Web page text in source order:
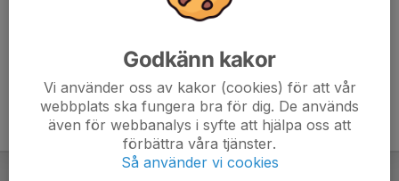
Godkänn kakor
Vi använder oss av kakor (cookies) för att vår
webbplats ska fungera bra för dig. De används
även för webbanalys i syfte att hjälpa oss att
förbättra våra tjänster.
Så använder vi cookies